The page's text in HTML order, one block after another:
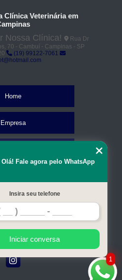
Clínica Veterinária em
Nossa Clínica!
Rua Dr
70 - Cambuí - Campinas - SP
(19) 99122-7061
Home
Empresa
Contato
do site
1
Olá! Fale agora pelo WhatsApp
Insira seu telefone
Iniciar conversa